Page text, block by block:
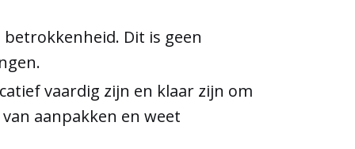
Dit is geen
vaardig zijn en klaar zijn om
aanpakken en weet